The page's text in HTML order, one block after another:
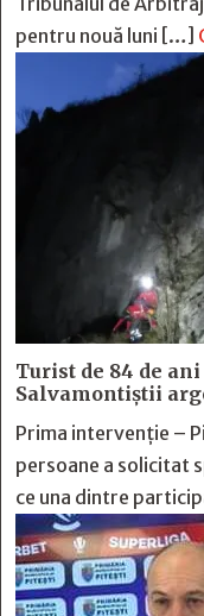
pentru nouă luni […]
Turist de 84 de
Salvamontiștii
Prima intervenție –
persoane a solicitat
ce una dintre